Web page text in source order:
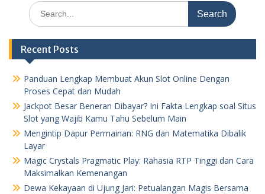
Search
for:
Recent Posts
Panduan Lengkap Membuat Akun Slot Online Dengan
Proses Cepat dan Mudah
Jackpot Besar Beneran Dibayar? Ini Fakta Lengkap soal Situs
Slot yang Wajib Kamu Tahu Sebelum Main
Mengintip Dapur Permainan: RNG dan Matematika Dibalik
Layar
Magic Crystals Pragmatic Play: Rahasia RTP Tinggi dan Cara
Maksimalkan Kemenangan
Dewa Kekayaan di Ujung Jari: Petualangan Magis Bersama